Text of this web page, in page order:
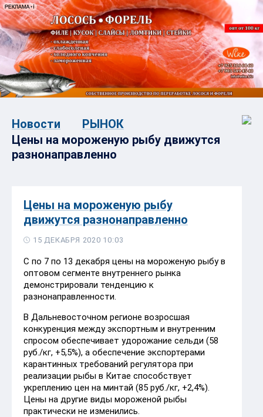
Новости
РЫНОК
Цены на мороженую рыбу движутся
разнонаправленно
Цены на мороженую рыбу
движутся разнонаправленно
15 ДЕКАБРЯ 2020 10:03
С по 7 по 13 декабря цены на мороженую рыбу в
оптовом сегменте внутреннего рынка
демонстрировали тенденцию к
разнонаправленности.
В Дальневосточном регионе возросшая
конкуренция между экспортным и внутренним
спросом обеспечивает удорожание сельди (58
руб./кг, +5,5%), а обеспечение экспортерами
карантинных требований регулятора при
реализации рыбы в Китае способствует
укреплению цен на минтай (85 руб./кг, +2,4%).
Цены на другие виды мороженой рыбы
практически не изменились.